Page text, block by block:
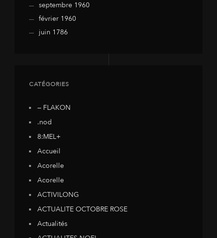
septembre 1960
février 1960
juin 1786
CATÉGORIES
— FLAKON
.nod
8:MEL+
Accueil
Acorelle
Acorelle
ACTIVILONG
ACTUALITE OCTOBRE ROSE
Actualités